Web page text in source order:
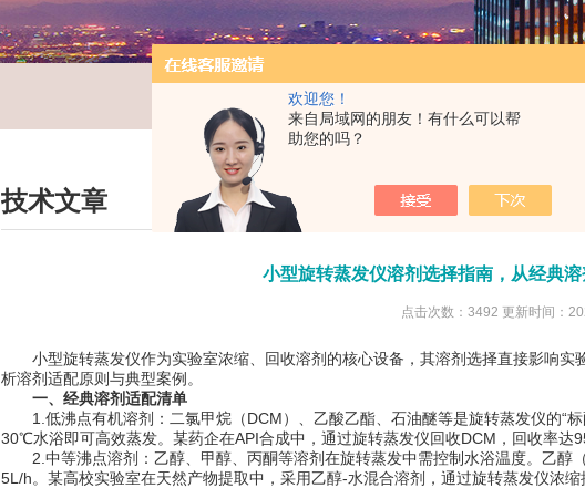
欢迎您！
来自局域网的朋友！有什么可以帮
助您的吗？
技术文章 您现在的位置： >技术文章
小型旋转蒸发仪溶剂选择指南，从经典
点击次数：3492 更新时间：
小型旋转蒸发仪作为实验室浓缩、回收溶剂的核心设备，其溶剂选择直接影响实
析溶剂适配原则与典型案例。
一、经典溶剂适配清单
1.低沸点有机溶剂：二氯甲烷（DCM）、乙酸乙酯、石油醚等是旋转蒸发仪的“
30℃水浴即可高效蒸发。某药企在API合成中，通过旋转蒸发仪回收DCM，回收率达
2.中等沸点溶剂：乙醇、甲醇、丙酮等溶剂在旋转蒸发中需控制水浴温度。乙醇
5L/h。某高校实验室在天然产物提取中，采用乙醇-水混合溶剂，通过旋转蒸发仪浓缩